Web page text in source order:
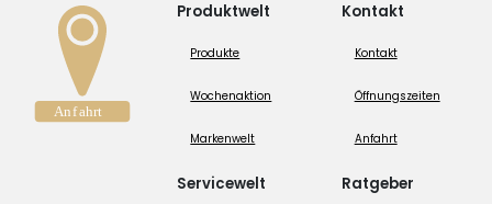
Produktwelt
Produkte
Wochenaktion
Markenwelt
Servicewelt
Kontakt
Kontakt
Öffnungszeiten
Anfahrt
Ratgeber